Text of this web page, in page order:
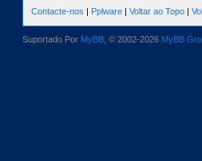
Contacte-nos | Pplware | Voltar ao Topo |
Suportado Por MyBB , © 2002-2026 MyBB